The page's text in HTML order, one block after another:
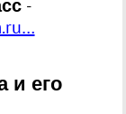
-
и его